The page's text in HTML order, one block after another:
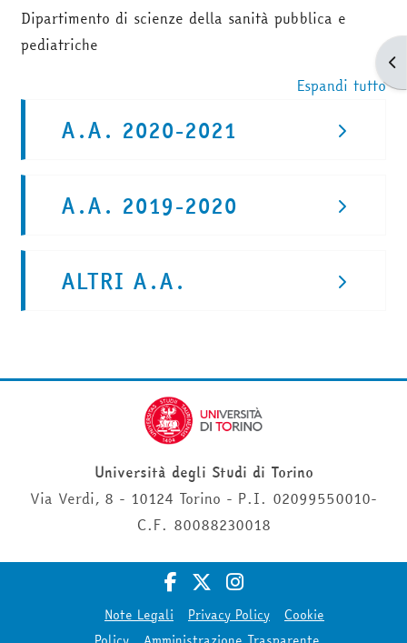
Dipartimento di scienze della sanità pubblica e
pediatriche
Espandi tutto
A.A. 2020-2021
A.A. 2019-2020
ALTRI A.A.
Università degli Studi di Torino
Via Verdi, 8 - 10124 Torino - P.I. 02099550010-
C.F. 80088230018
Note Legali Privacy Policy
Cookie